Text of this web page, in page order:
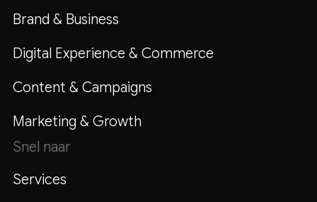
Brand & Business
Digital Experience & Commerce
Content & Campaigns
Marketing & Growth
Snel naar
Services